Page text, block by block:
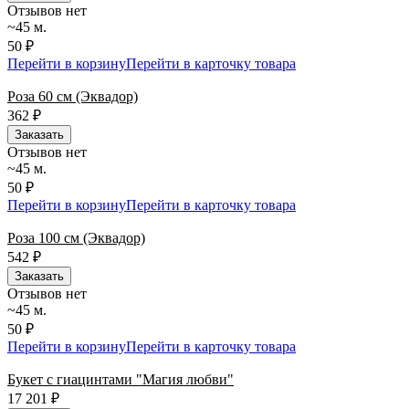
Отзывов нет
~45 м.
50 ₽
Перейти в корзинуПерейти в карточку товара
Роза 60 см (Эквадор)
362 ₽
Заказать
Отзывов нет
~45 м.
50 ₽
Перейти в корзинуПерейти в карточку товара
Роза 100 см (Эквадор)
542 ₽
Заказать
Отзывов нет
~45 м.
50 ₽
Перейти в корзинуПерейти в карточку товара
Букет с гиацинтами "Магия любви"
17 201
₽